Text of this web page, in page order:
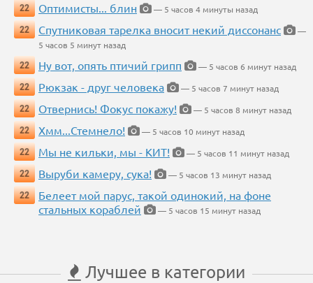
22
Оптимисты... блин
— 5 часов 4 минуты назад
22
Спутниковая тарелка вносит некий диссонанс
—
5 часов 5 минут назад
22
Ну вот, опять птичий грипп
— 5 часов 6 минут назад
22
Рюкзак - друг человека
— 5 часов 7 минут назад
22
Отвернись! Фокус покажу!
— 5 часов 8 минут назад
22
Хмм...Стемнело!
— 5 часов 10 минут назад
22
Мы не кильки, мы - КИТ!
— 5 часов 11 минут назад
22
Выруби камеру, сука!
— 5 часов 13 минут назад
22
Белеет мой парус, такой одинокий, на фоне
стальных кораблей
— 5 часов 15 минут назад
Лучшее в категории